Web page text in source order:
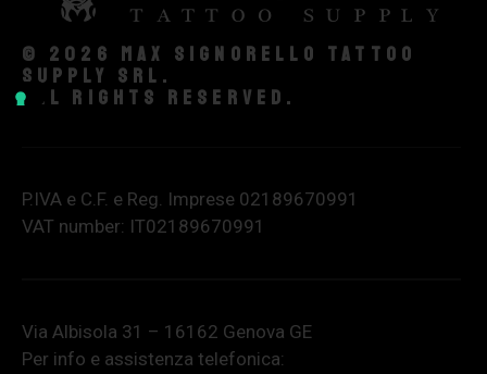
© 2026 Max Signorello Tattoo
supply srl.
All rights reserved.
P.IVA e C.F. e Reg. Imprese 02189670991
VAT number: IT02189670991
Via Albisola 31 – 16162 Genova GE
Per info e assistenza telefonica: